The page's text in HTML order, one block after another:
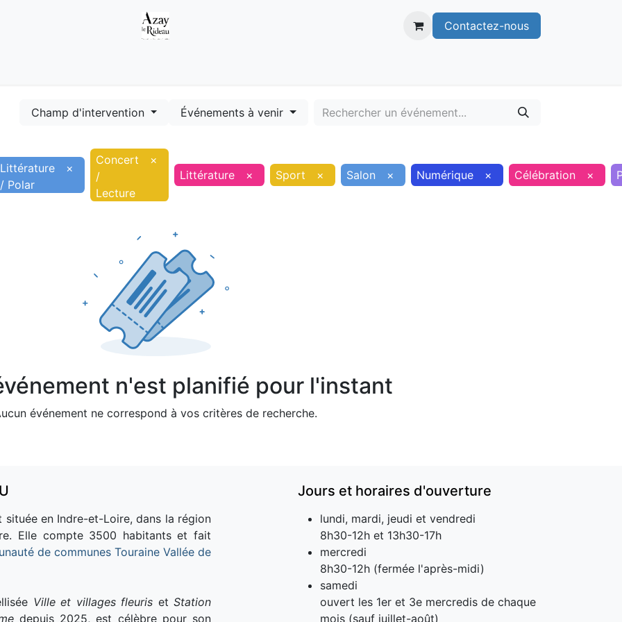
Contactez-nous
Champ d'intervention Événements à venir
Littérature
/ Polar
×
Concert
/
Lecture
×
Littérature
× Sport × Salon × Numérique × Célébration ×
n'est planifié pour l'instant
événement ne correspond à vos critères de recherche.
située en Indre-et-Loire, dans la région
Elle compte 3500 habitants et fait
de communes Touraine Vallée de
Ville et villages fleuris et Station
depuis 2025, est célèbre pour son
Jours et horaires d'ouverture
lundi, mardi, jeudi et vendredi
8h30-12h et 13h30-17h
mercredi
8h30-12h (fermée l'après-midi)
samedi
ouvert les 1er et 3e mercredis de chaque
mois (sauf juillet-août)